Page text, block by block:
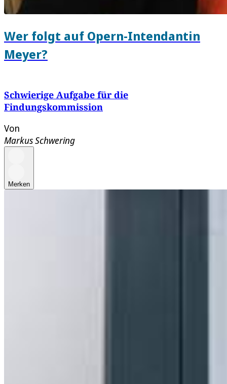
Wer folgt auf Opern-Intendantin
Meyer?
Schwierige Aufgabe für die
Findungskommission
Von
Markus Schwering
Merken